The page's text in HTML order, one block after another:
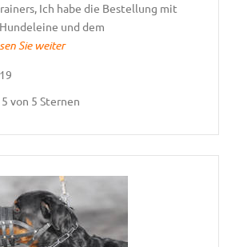
Ich habe die Bestellung mit
und dem
Sie weiter
5 von 5 Sternen